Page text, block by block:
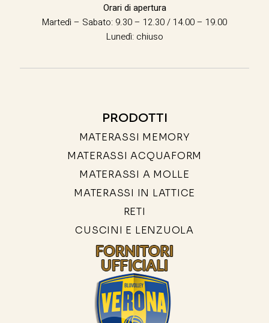
Orari di apertura
Martedì – Sabato: 9.30 – 12.30 / 14.00 – 19.00
Lunedì: chiuso
PRODOTTI
MATERASSI MEMORY
MATERASSI ACQUAFORM
MATERASSI A MOLLE
MATERASSI IN LATTICE
RETI
CUSCINI E LENZUOLA